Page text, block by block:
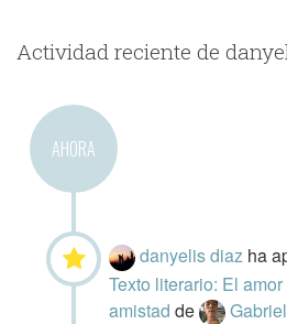
Actividad reciente de
AHORA
danyelis diaz ha
Texto literario: El
amistadde